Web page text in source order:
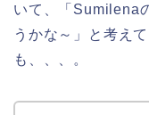
いて、「Sumilena
うかな～」と考え
も、、、。